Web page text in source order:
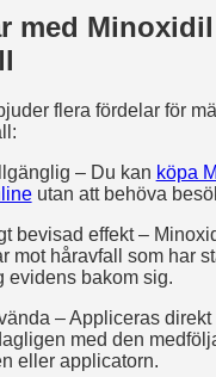
med
flera fördelar för
– Du kan köpa
utan att behöva
bevisad effekt –
mot håravfall som har
evidens bakom sig.
– Appliceras direkt
med den
eller applicatorn.